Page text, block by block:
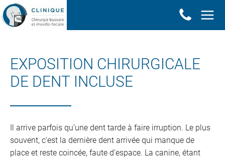
Panneau de gestion des cookies
EXPOSITION CHIRURGICALE
DE DENT INCLUSE
Il arrive parfois qu’une dent tarde à faire irruption. Le plus
souvent, c’est la dernière dent arrivée qui manque de
place et reste coincée, faute d’espace. La canine, étant